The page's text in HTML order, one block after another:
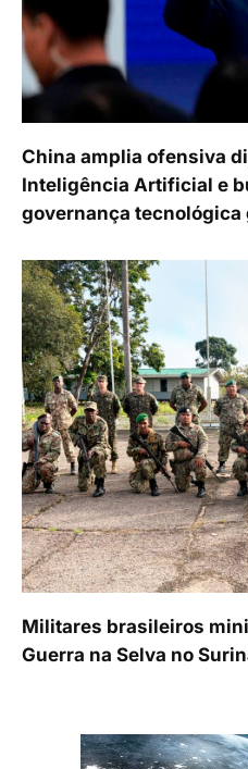
China amplia ofensiva
Inteligência Artificial e
governança tecnológica
Militares brasileiros
Guerra na Selva no